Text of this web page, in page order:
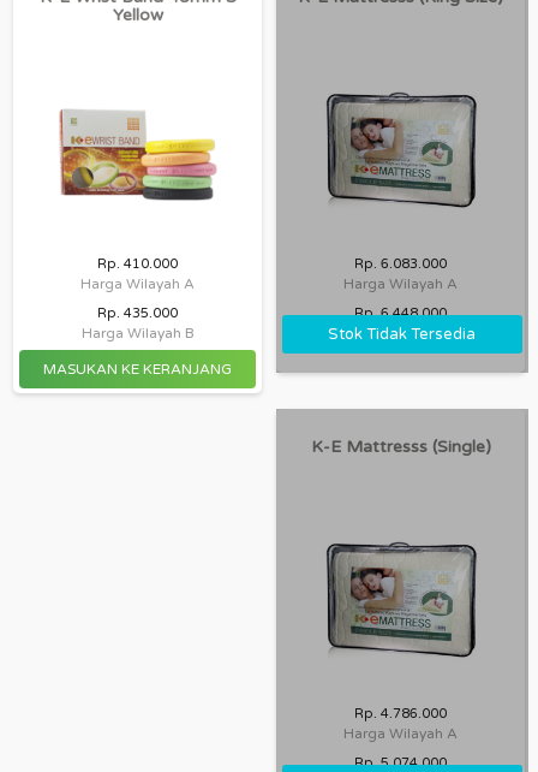
Yellow
Rp. 410.000
Harga Wilayah A
Rp. 435.000
Harga Wilayah B Stok Tidak Tersedia
Rp. 6.083.000
Harga Wilayah A
Rp. 6.448.000
Harga Wilayah B
K-E Mattresss (single)
Rp. 4.786.000
Harga Wilayah A
Rp. 5.074.000